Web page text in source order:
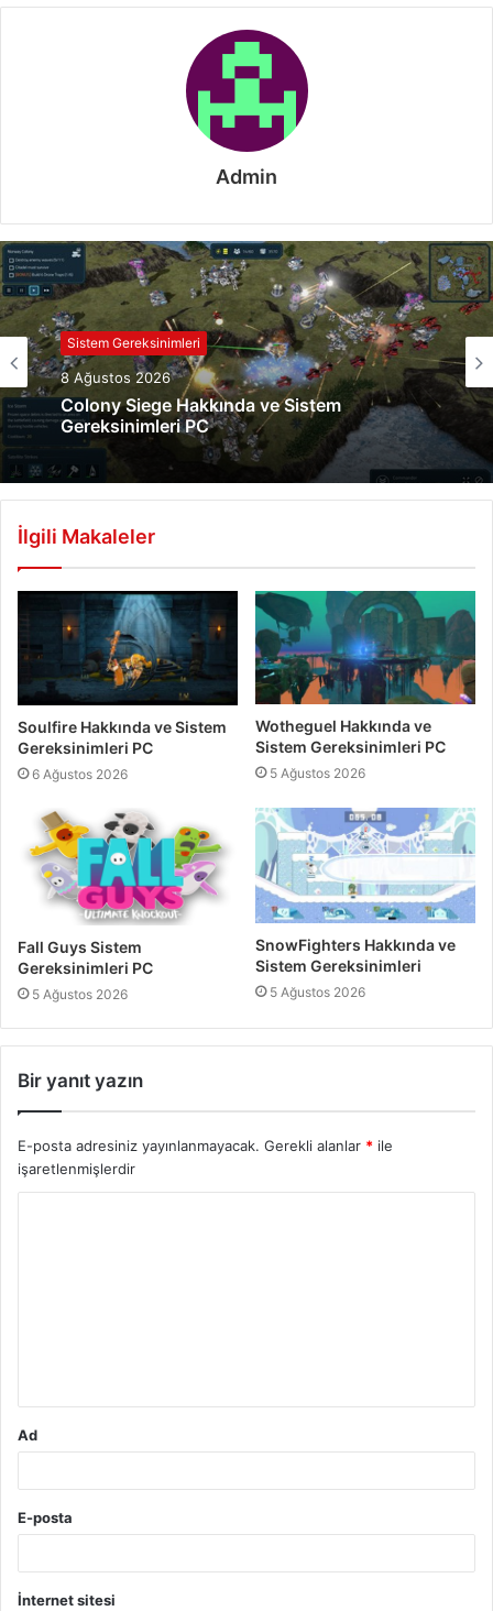
Admin
Sistem Gereksinimleri
8 Ağustos 2026
Colony Siege Hakkında ve Sistem
Gereksinimleri PC
İlgili Makaleler
Soulfire Hakkında ve Sistem
Gereksinimleri PC
6 Ağustos 2026
Wotheguel Hakkında ve
Sistem Gereksinimleri PC
5 Ağustos 2026
Fall Guys Sistem
Gereksinimleri PC
5 Ağustos 2026
SnowFighters Hakkında ve
Sistem Gereksinimleri
5 Ağustos 2026
Bir yanıt yazın
E-posta adresiniz yayınlanmayacak. Gerekli alanlar * ile
işaretlenmişlerdir
Ad
E-posta
İnternet sitesi